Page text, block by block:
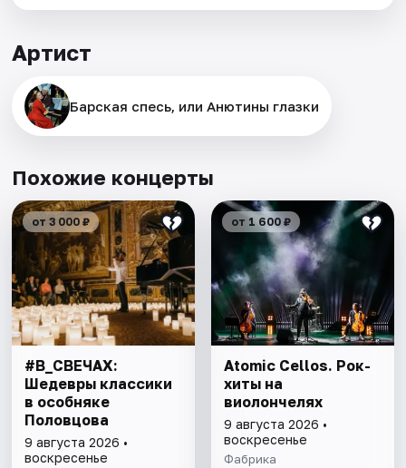
Артист
Барская спесь, или Анютины глазки
Похожие концерты
от 3 000 ₽
#В_СВЕЧАХ:
Шедевры классики
в особняке
Половцова
9 августа 2026 •
воскресенье
от 1 600 ₽
Atomic Cellos. Рок-
хиты на
виолончелях
9 августа 2026 •
воскресенье
Фабрика